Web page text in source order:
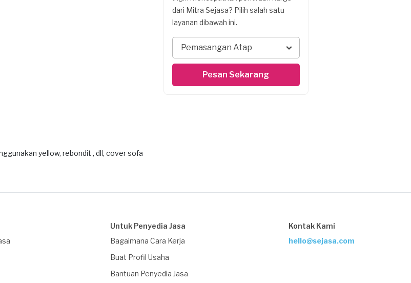
yellow, rebondit , dll, cover sofa
dari Mitra Sejasa? Pilih salah satu
layanan dibawah ini.
Pemasangan Atap
Pesan Sekarang
Untuk Penyedia Jasa
Bagaimana Cara Kerja
Buat Profil Usaha
Bantuan Penyedia Jasa
Kontak Kami
hello@sejasa.com